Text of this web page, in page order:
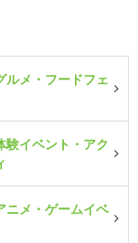
ルメ・フードフェ
験イベント・アク
ニメ・ゲームイベ